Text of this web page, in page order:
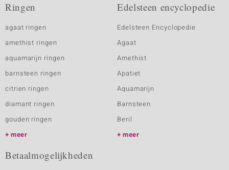
Ringen
agaat ringen
amethist ringen
aquamarijn ringen
barnsteen ringen
citrien ringen
diamant ringen
gouden ringen
meer
Edelsteen encyclopedie
Edelsteen Encyclopedie
Agaat
Amethist
Apatiet
Aquamarijn
Barnsteen
Beril
meer
Betaalmogelijkheden